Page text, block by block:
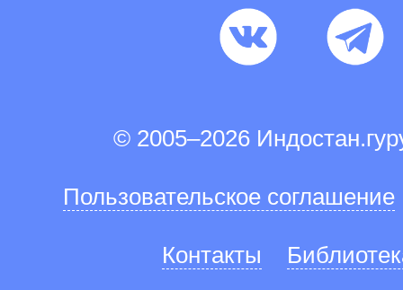
© 2005–2026
Пользовательское соглашение
Контакты